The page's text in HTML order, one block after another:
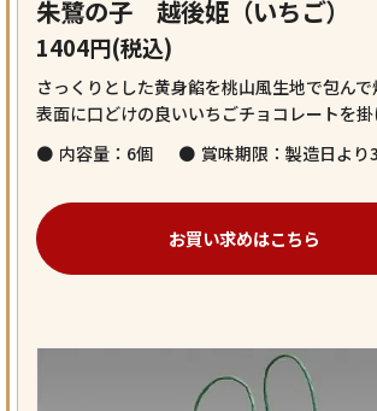
朱鷺の子 越後姫（いちご）
1404円(税込)
さっくりとした黄身餡を桃山風生地で包んで
表面に口どけの良いいちごチョコレートを掛
内容量：6個
賞味期限：製造日より
お買い求めはこちら